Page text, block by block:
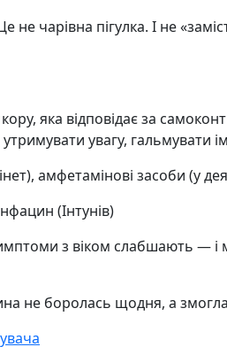
чарівна пігулка. І не
яка відповідає за
увагу, гальмувати
амфетамінові засоби (у
(Інтунів)
з віком слабшають — і
боролась щодня, а змогла